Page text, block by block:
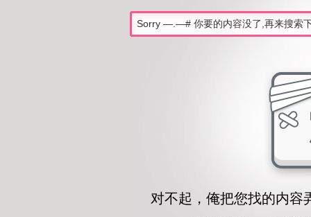
对不起，俺把您找的内容